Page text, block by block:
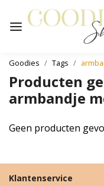
Goodies Tags
Producten
armbandje
Geen producten
Klantenservice